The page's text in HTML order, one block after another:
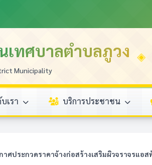
เทศบาลตำบลภูวง
Municipality
เรา บริการประชาชน
าศประกวดราคาจ้างก่อสร้างเสริมผิวจราจรแอส